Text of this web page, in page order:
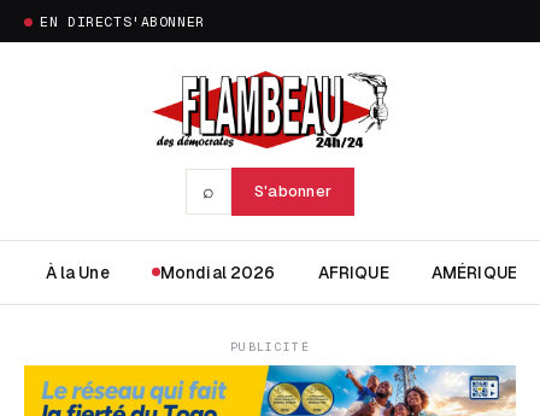
EN DIRECTS'ABONNER
⌕ S'abonner
À la Une Mondial 2026 AFRIQUE AMÉRIQUE
PUBLICITÉ